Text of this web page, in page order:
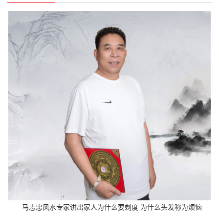
马志忠风水专家讲出家人为什么要剃度 为什么头发称为烦恼